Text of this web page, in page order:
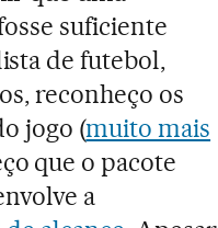
suficiente
de futebol,
reconheço os
jogo (muito mais
que o pacote
a